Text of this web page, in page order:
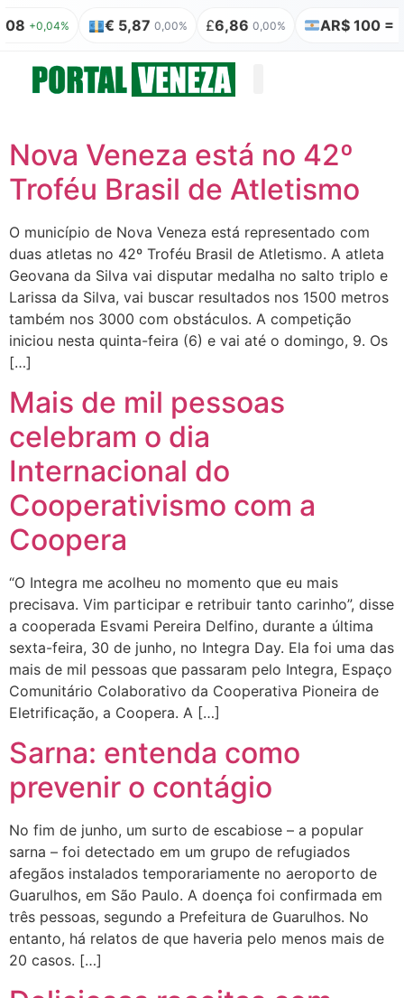
+0,04% € 5,87 0,00% 6,86 0,00% AR$ 100 =
Nova Veneza está no 42º
Troféu Brasil de Atletismo
O município de Nova Veneza está representado com
duas atletas no 42º Troféu Brasil de Atletismo. A atleta
Geovana da Silva vai disputar medalha no salto triplo e
Larissa da Silva, vai buscar resultados nos 1500 metros
também nos 3000 com obstáculos. A competição
iniciou nesta quinta-feira (6) e vai até o domingo, 9. Os
[…]
Mais de mil pessoas
celebram o dia
Internacional do
Cooperativismo com a
Coopera
“O Integra me acolheu no momento que eu mais
precisava. Vim participar e retribuir tanto carinho”, disse
a cooperada Esvami Pereira Delfino, durante a última
sexta-feira, 30 de junho, no Integra Day. Ela foi uma das
mais de mil pessoas que passaram pelo Integra, Espaço
Comunitário Colaborativo da Cooperativa Pioneira de
Eletrificação, a Coopera. A […]
Sarna: entenda como
prevenir o contágio
No fim de junho, um surto de escabiose – a popular
sarna – foi detectado em um grupo de refugiados
afegãos instalados temporariamente no aeroporto de
Guarulhos, em São Paulo. A doença foi confirmada em
três pessoas, segundo a Prefeitura de Guarulhos. No
entanto, há relatos de que haveria pelo menos mais de
20 casos. […]